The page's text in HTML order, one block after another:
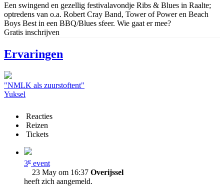
Een swingend en gezellig festivalavondje Ribs & Blues in Raalte;
optredens van o.a. Robert Cray Band, Tower of Power en Beach
Boys Best in een BBQ/Blues sfeer. Wie gaat er mee?
Gratis inschrijven
Ervaringen
"NMLK als zuurstoftent"
Yuksel
Reacties
Reizen
Tickets
3e event
23 May om 16:37 Overijssel
heeft zich aangemeld.